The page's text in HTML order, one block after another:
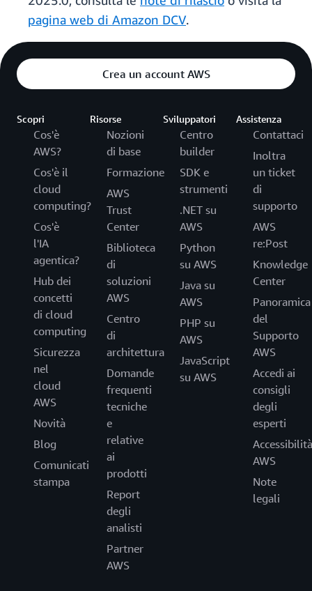
pagina web di Amazon DCV.
Crea un account AWS
Scopri
Cos'è
AWS?
Cos'è il
cloud
computing?
Cos'è
l'IA
agentica?
Hub dei
concetti
di cloud
computing
Sicurezza
nel
cloud
AWS
Novità
Blog
Comunicati
stampa
Risorse
Nozioni
di base
Formazione
AWS
Trust
Center
Biblioteca
di
soluzioni
AWS
Centro
di
architettura
Domande
frequenti
tecniche
e
relative
ai
prodotti
Report
degli
analisti
Partner
AWS
Sviluppatori
Centro
builder
SDK e
strumenti
.NET su
AWS
Python
su AWS
Java su
AWS
PHP su
AWS
JavaScript
su AWS
Assistenza
Contattaci
Inoltra
un ticket
di
supporto
AWS
re:Post
Knowledge
Center
Panoramica
del
Supporto
AWS
Accedi ai
consigli
degli
esperti
Accessibilità
AWS
Note
legali